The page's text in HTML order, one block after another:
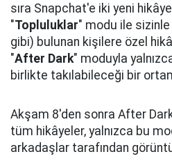
sıra Snapchat'e iki yeni
"Topluluklar" modu ile sizinle
gibi) bulunan kişilere özel
"After Dark" moduyla
birlikte takılabileceği bir
Akşam 8'den sonra After
tüm hikâyeler, yalnızca bu
arkadaşlar tarafından